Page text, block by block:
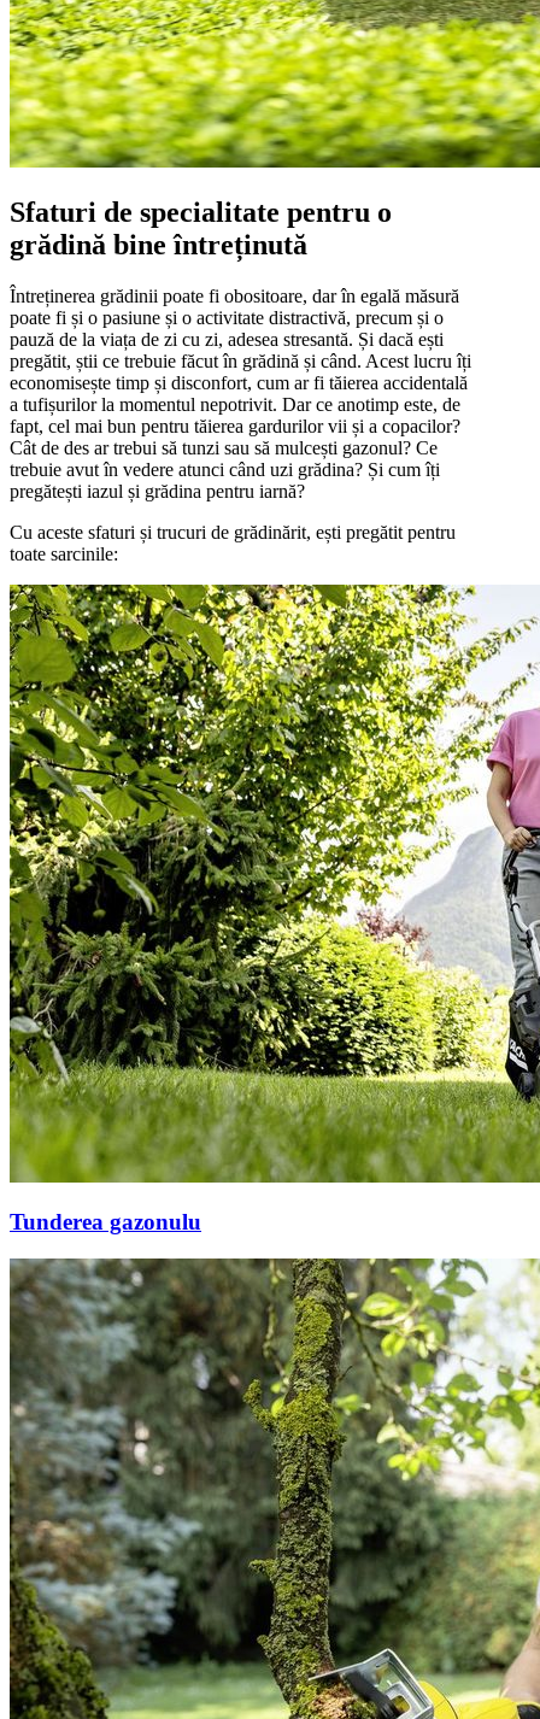
Sfaturi de specialitate pentru o
grădină bine întreținută
Întreținerea grădinii poate fi obositoare, dar în egală măsură
poate fi și o pasiune și o activitate distractivă, precum și o
pauză de la viața de zi cu zi, adesea stresantă. Și dacă ești
pregătit, știi ce trebuie făcut în grădină și când. Acest lucru îți
economisește timp și disconfort, cum ar fi tăierea accidentală
a tufișurilor la momentul nepotrivit. Dar ce anotimp este, de
fapt, cel mai bun pentru tăierea gardurilor vii și a copacilor?
Cât de des ar trebui să tunzi sau să mulcești gazonul? Ce
trebuie avut în vedere atunci când uzi grădina? Și cum îți
pregătești iazul și grădina pentru iarnă?
Cu aceste sfaturi și trucuri de grădinărit, ești pregătit pentru
toate sarcinile:
Tunderea gazonulu